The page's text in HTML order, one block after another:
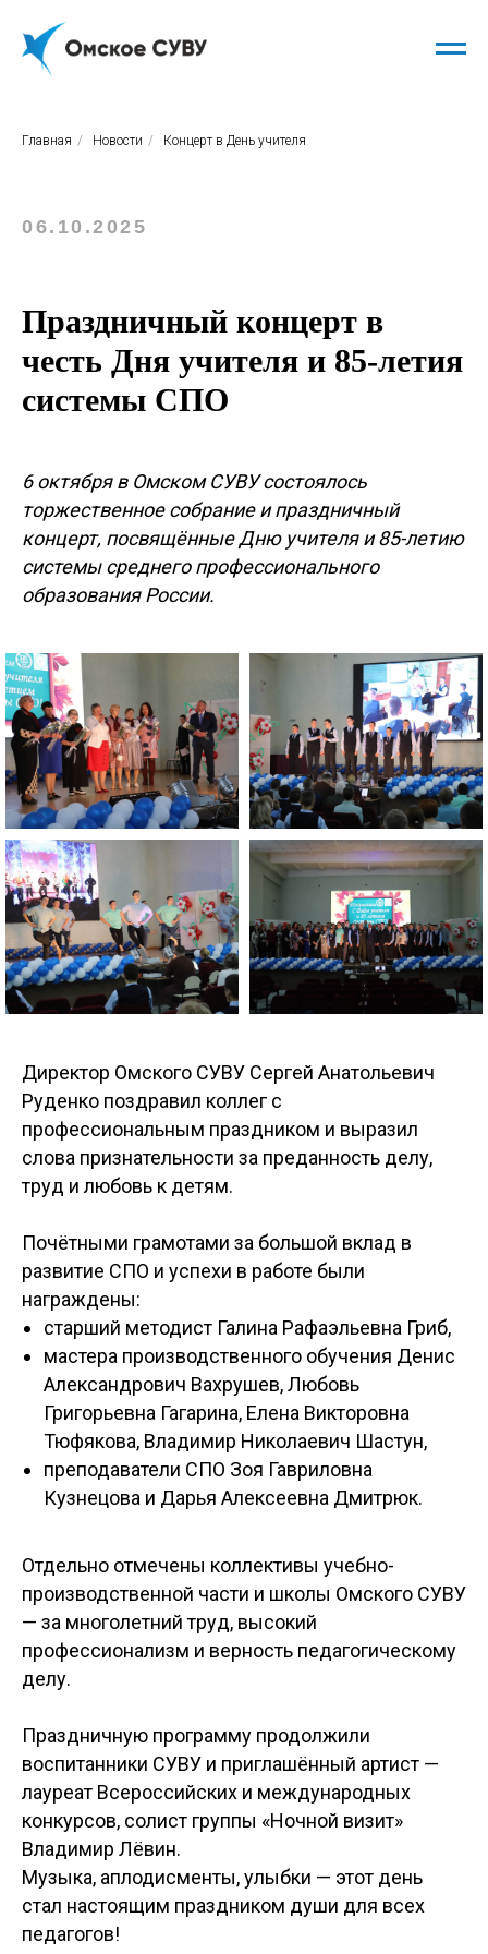
Главная / Новости / Концерт в День учителя
06.10.2025
Праздничный концерт в
честь Дня учителя и 85-летия
системы СПО
6 октября в Омском СУВУ состоялось
торжественное собрание и праздничный
концерт, посвящённые Дню учителя и 85-летию
системы среднего профессионального
образования России.
Директор Омского СУВУ Сергей Анатольевич
Руденко поздравил коллег с
профессиональным праздником и выразил
слова признательности за преданность делу,
труд и любовь к детям.
Почётными грамотами за большой вклад в
развитие СПО и успехи в работе были
награждены:
старший методист Галина Рафаэльевна Гриб,
мастера производственного обучения Денис
Александрович Вахрушев, Любовь
Григорьевна Гагарина, Елена Викторовна
Тюфякова, Владимир Николаевич Шастун,
преподаватели СПО Зоя Гавриловна
Кузнецова и Дарья Алексеевна Дмитрюк.
Отдельно отмечены коллективы учебно-
производственной части и школы Омского СУВУ
— за многолетний труд, высокий
профессионализм и верность педагогическому
делу.
Праздничную программу продолжили
воспитанники СУВУ и приглашённый артист —
лауреат Всероссийских и международных
конкурсов, солист группы «Ночной визит»
Владимир Лёвин.
Музыка, аплодисменты, улыбки — этот день
стал настоящим праздником души для всех
педагогов!